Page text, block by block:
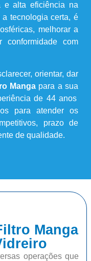
e alta eficiência na
tecnologia certa, é
melhorar a
conformidade com
orientar, dar
Mangapara a sua
de 44 anos
para atender os
prazo de
de qualidade.
Manga
operações que